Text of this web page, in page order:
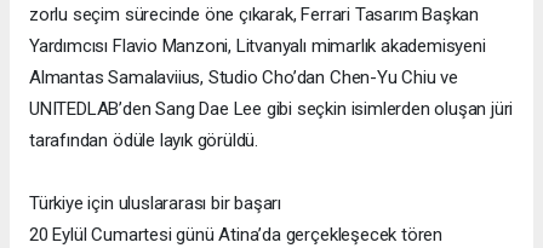
zorlu seçim sürecinde öne çıkarak, Ferrari Tasarım Başkan
Yardımcısı Flavio Manzoni, Litvanyalı mimarlık akademisyeni
Almantas Samalaviius, Studio Cho’dan Chen-Yu Chiu ve
UNITEDLAB’den Sang Dae Lee gibi seçkin isimlerden oluşan jüri
tarafından ödüle layık görüldü.
Türkiye için uluslararası bir başarı
20 Eylül Cumartesi günü Atina’da gerçekleşecek tören